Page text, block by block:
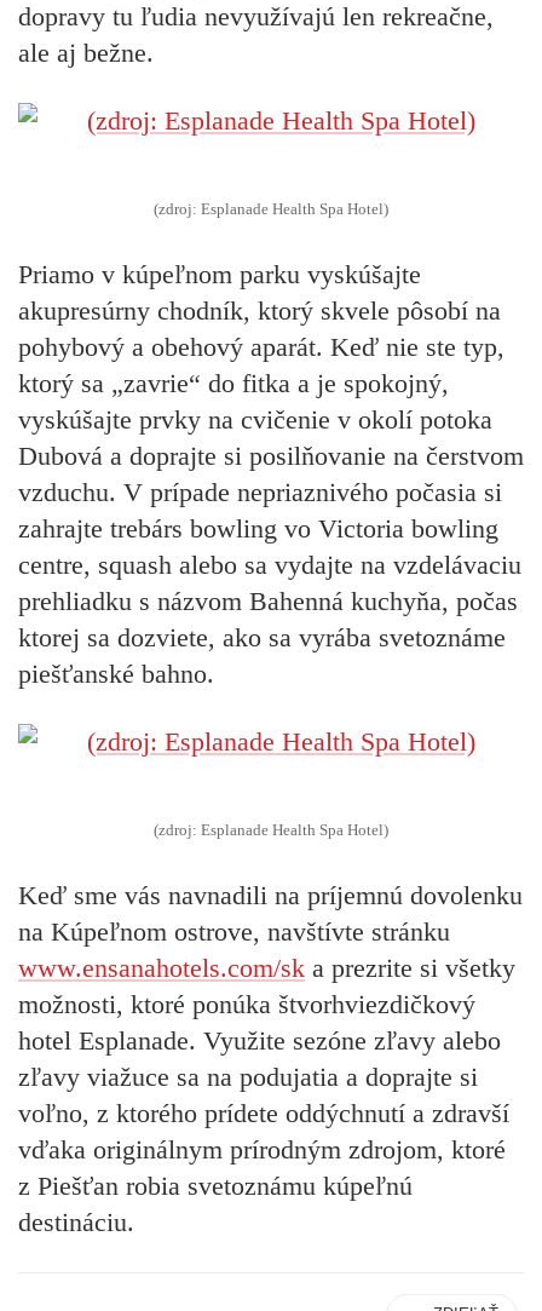
dopravy tu ľudia nevyužívajú len rekreačne,
ale aj bežne.
(zdroj: Esplanade Health Spa Hotel)
Priamo v kúpeľnom parku vyskúšajte
akupresúrny chodník, ktorý skvele pôsobí na
pohybový a obehový aparát. Keď nie ste typ,
ktorý sa „zavrie“ do fitka a je spokojný,
vyskúšajte prvky na cvičenie v okolí potoka
Dubová a doprajte si posilňovanie na čerstvom
vzduchu. V prípade nepriaznivého počasia si
zahrajte trebárs bowling vo Victoria bowling
centre, squash alebo sa vydajte na vzdelávaciu
prehliadku s názvom Bahenná kuchyňa, počas
ktorej sa dozviete, ako sa vyrába svetoznáme
piešťanské bahno.
(zdroj: Esplanade Health Spa Hotel)
Keď sme vás navnadili na príjemnú dovolenku
na Kúpeľnom ostrove, navštívte stránku
www.ensanahotels.com/sk a prezrite si všetky
možnosti, ktoré ponúka štvorhviezdičkový
hotel Esplanade. Využite sezóne zľavy alebo
zľavy viažuce sa na podujatia a doprajte si
voľno, z ktorého prídete oddýchnutí a zdravší
vďaka originálnym prírodným zdrojom, ktoré
z Piešťan robia svetoznámu kúpeľnú
destináciu.